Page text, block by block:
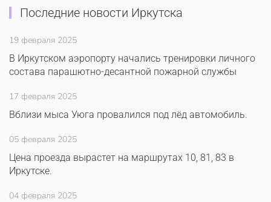
Последние новости Иркутска
19 февраля 2025
В Иркутском аэропорту начались тренировки личного
состава парашютно-десантной пожарной службы
17 февраля 2025
Вблизи мыса Уюга провалился под лёд автомобиль.
05 февраля 2025
Цена проезда вырастет на маршрутах 10, 81, 83 в
Иркутске.
04 февраля 2025